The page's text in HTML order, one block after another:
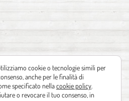
cookie o tecnologie simili per
anche per le finalità di
specificato nellacookie policy
o revocare il tuo consenso, in